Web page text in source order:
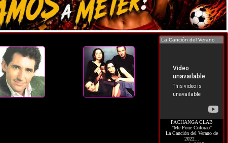
La Canción del Verano
PACHANGA CLAB
"Me Pone Colorao"
La Canción del Verano de
2022...